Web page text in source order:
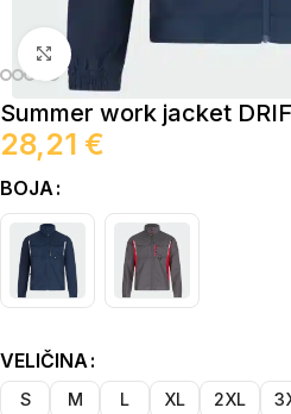
Click to enlarge
Summer work jacket
28,21 €
BOJA
VELIČINA
S M L XL 2XL